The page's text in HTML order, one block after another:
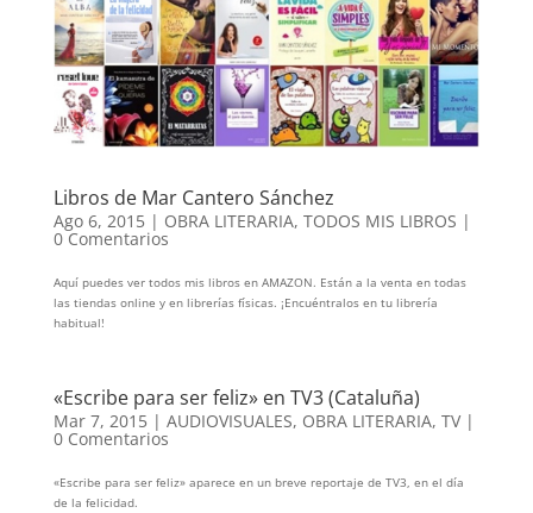
Libros de Mar Cantero Sánchez
Ago 6, 2015| OBRA LITERARIA, TODOS MIS LIBROS |
0 Comentarios
Aquí puedes ver todos mis libros en AMAZON. Están a la venta en todas
las tiendas online y en librerías físicas. ¡Encuéntralos en tu librería
habitual!
«Escribe para ser feliz» en TV3 (Cataluña)
Mar 7, 2015| AUDIOVISUALES, OBRA LITERARIA, TV|
0 Comentarios
«Escribe para ser feliz» aparece en un breve reportaje de TV3, en el día
de la felicidad.